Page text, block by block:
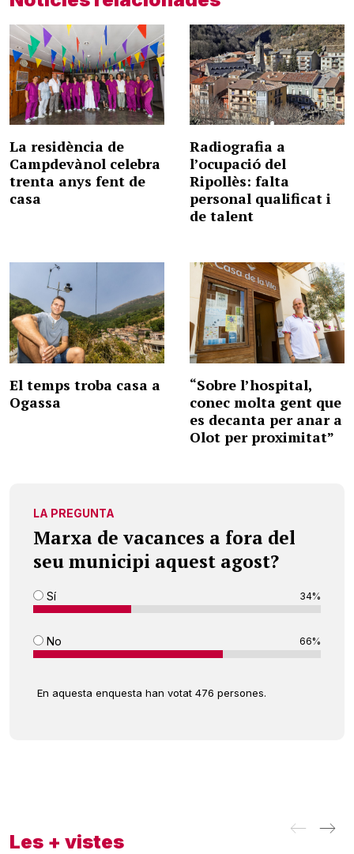
La residència de
Campdevànol celebra
trenta anys fent de
casa
Radiografia a
l’ocupació del
Ripollès: falta
personal qualificat i
de talent
El temps troba casa a
Ogassa
“Sobre l’hospital,
conec molta gent que
es decanta per anar a
Olot per proximitat”
LA PREGUNTA
Marxa de vacances a fora del
seu municipi aquest agost?
Sí 34%
No 66%
En aquesta enquesta han votat 476 persones.
Les + vistes